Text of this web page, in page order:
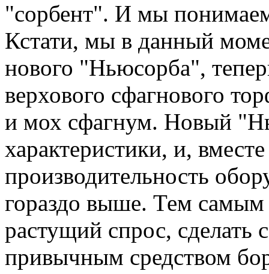
"сорбент". И мы
Кстати, мы в данный
нового "Ньюсорба",
верхового сфагнового
и мох сфагнум. Новый
характеристики, и,
производительность
гораздо выше. Тем
растущий спрос, сделать
привычным средством